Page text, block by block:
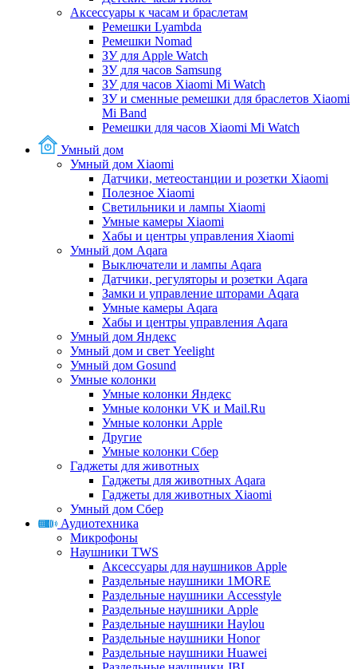
Аксессуары к часам и браслетам
Ремешки Lyambda
Ремешки Nomad
ЗУ для Apple Watch
ЗУ для часов Samsung
ЗУ для часов Xiaomi Mi Watch
ЗУ и сменные ремешки для браслетов Xiaomi
Mi Band
Ремешки для часов Xiaomi Mi Watch
Умный дом
Умный дом Xiaomi
Датчики, метеостанции и розетки Xiaomi
Полезное Xiaomi
Светильники и лампы Xiaomi
Умные камеры Xiaomi
Хабы и центры управления Xiaomi
Умный дом Aqara
Выключатели и лампы Aqara
Датчики, регуляторы и розетки Aqara
Замки и управление шторами Aqara
Умные камеры Aqara
Хабы и центры управления Aqara
Умный дом Яндекс
Умный дом и свет Yeelight
Умный дом Gosund
Умные колонки
Умные колонки Яндекс
Умные колонки VK и Mail.Ru
Умные колонки Apple
Другие
Умные колонки Сбер
Гаджеты для животных
Гаджеты для животных Aqara
Гаджеты для животных Xiaomi
Умный дом Сбер
Аудиотехника
Микрофоны
Наушники TWS
Аксессуары для наушников Apple
Раздельные наушники 1MORE
Раздельные наушники Accesstyle
Раздельные наушники Apple
Раздельные наушники Haylou
Раздельные наушники Honor
Раздельные наушники Huawei